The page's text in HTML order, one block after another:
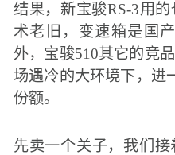
结果，新宝骏RS-3用
术老旧，变速箱是国
外，宝骏510其它的竞
场遇冷的大环境下，进
份额。
先卖一个关子，我们